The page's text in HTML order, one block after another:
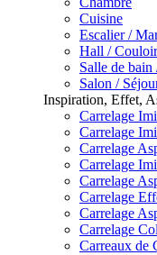
Cuisine
Escalier /
Hall / Couloir
Salle de bain
Salon /
Inspiration, Effet,
Carrelage
Carrelage
Carrelage
Carrelage
Carrelage
Carrelage
Carrelage
Carrelage
Carreaux de